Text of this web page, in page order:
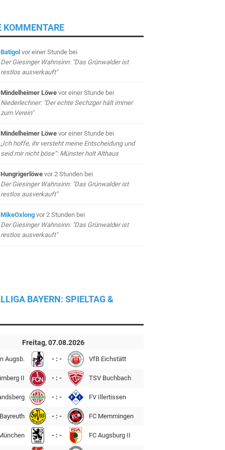
KOMMENTARE
Batigol vor einer Stundebei
Der Giesinger Wahnsinn: "Das Grünwalder ist
restlos ausverkauft"
Mindelheimer Löwe vor einer Stundebei
Niederlechner: "Der echte Sechzger hält immer
zum Verein"
Mindelheimer Löwe vor einer Stundebei
„Ich hoffe, ihr versteht meine Entscheidung und
seid mir nicht böse“: Münster holt Althaus
Hungrigerlöwe vor 2 Stundenbei
Der Giesinger Wahnsinn: "Das Grünwalder ist
restlos ausverkauft"
MikeOxlong vor 2 Stundenbei
Der Giesinger Wahnsinn: "Das Grünwalder ist
restlos ausverkauft"
BAYERN: SPIELTAG &
Freitag, 07.08.2026
Augsb. - : - VfB Eichstätt
II - : - TSV Buchbach
- : - FV Illertissen
- : - FC Memmingen
- : - FC Augsburg II